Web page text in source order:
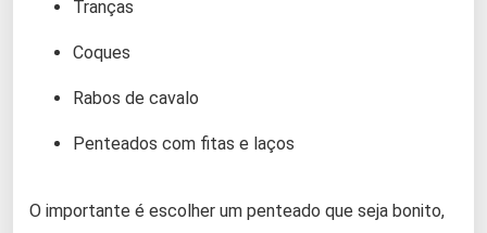
Tranças
Coques
Rabos de cavalo
Penteados com fitas e laços
O importante é escolher um penteado que seja bonito,